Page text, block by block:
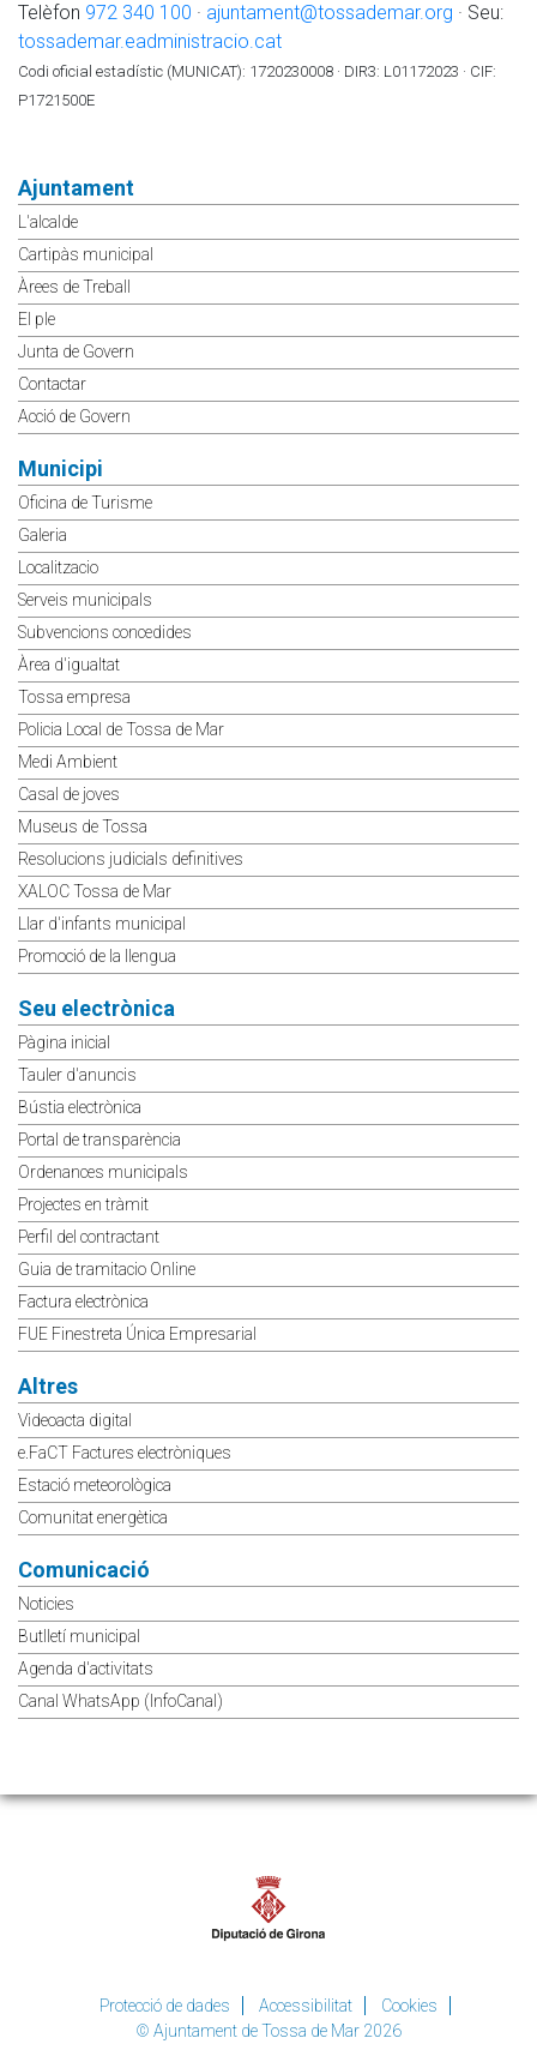
Telèfon 972 340 100 · ajuntament@tossademar.org · Seu:
tossademar.eadministracio.cat
Codi oficial estadístic (MUNICAT): 1720230008 · DIR3: L01172023 · CIF:
P1721500E
Ajuntament
L'alcalde
Cartipàs municipal
Àrees de Treball
El ple
Junta de Govern
Contactar
Acció de Govern
Municipi
Oficina de Turisme
Galeria
Localitzacio
Serveis municipals
Subvencions concedides
Àrea d'igualtat
Tossa empresa
Policia Local de Tossa de Mar
Medi Ambient
Casal de joves
Museus de Tossa
Resolucions judicials definitives
XALOC Tossa de Mar
Llar d'infants municipal
Promoció de la llengua
Seu electrònica
Pàgina inicial
Tauler d'anuncis
Bústia electrònica
Portal de transparència
Ordenances municipals
Projectes en tràmit
Perfil del contractant
Guia de tramitacio Online
Factura electrònica
FUE Finestreta Única Empresarial
Altres
Videoacta digital
e.FaCT Factures electròniques
Estació meteorològica
Comunitat energètica
Comunicació
Noticies
Butlletí municipal
Agenda d'activitats
Canal WhatsApp (InfoCanal)
Protecció de dades Accessibilitat
Cookies
© Ajuntament de Tossa de Mar 2026